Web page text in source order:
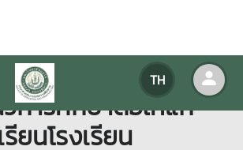
TH
เทศและการสื่อสาร
การศึกษาต่อให้แก่
ยนโรงเรียน